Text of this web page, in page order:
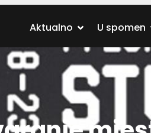
Aktualno U spomen